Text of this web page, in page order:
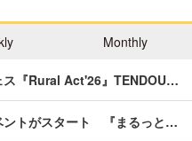
Monthly
ス『Rural Act'26』TENDOU…
ントがスタート 『まるっと…